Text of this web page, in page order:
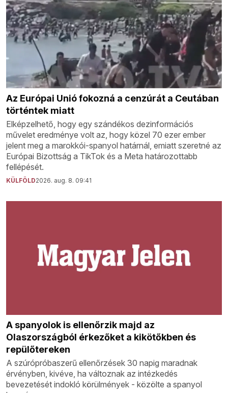
Az Európai Unió fokozná a cenzúrát a Ceutában
történtek miatt
Elképzelhető, hogy egy szándékos dezinformációs
művelet eredménye volt az, hogy közel 70 ezer ember
jelent meg a marokkói-spanyol határnál, emiatt szeretné az
Európai Bizottság a TikTok és a Meta határozottabb
fellépését.
KÜLFÖLD2026. aug. 8. 09:41
A spanyolok is ellenőrzik majd az
Olaszországból érkezőket a kikötőkben és
repülőtereken
A szúrópróbaszerű ellenőrzések 30 napig maradnak
érvényben, kivéve, ha változnak az intézkedés
bevezetését indokló körülmények - közölte a spanyol